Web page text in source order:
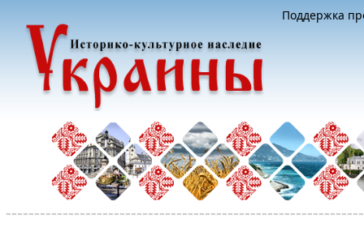
Поддержка